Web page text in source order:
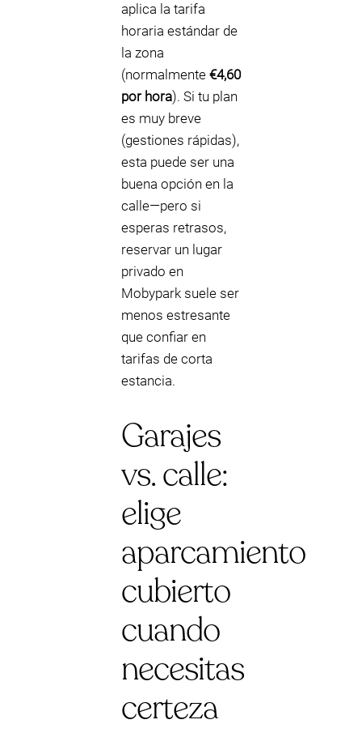
aplica la tarifa
horaria estándar de
la zona
(normalmente €4,60
por hora). Si tu plan
es muy breve
(gestiones rápidas),
esta puede ser una
buena opción en la
calle—pero si
esperas retrasos,
reservar un lugar
privado en
Mobypark suele ser
menos estresante
que confiar en
tarifas de corta
estancia.
Garajes
vs. calle:
elige
aparcamiento
cubierto
cuando
necesitas
certeza